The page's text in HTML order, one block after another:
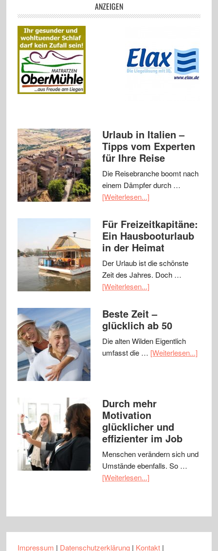
ANZEIGEN
Urlaub in Italien –
Tipps vom Experten
für Ihre Reise
Die Reisebranche boomt nach
einem Dämpfer durch …
[Weiterlesen...]
Für Freizeitkapitäne:
Ein Hausbooturlaub
in der Heimat
Der Urlaub ist die schönste
Zeit des Jahres. Doch …
[Weiterlesen...]
Beste Zeit –
glücklich ab 50
Die alten Wilden Eigentlich
umfasst die … [Weiterlesen...]
Durch mehr
Motivation
glücklicher und
effizienter im Job
Menschen verändern sich und
Umstände ebenfalls. So …
[Weiterlesen...]
Impressum | Datenschutzerklärung| Kontakt|